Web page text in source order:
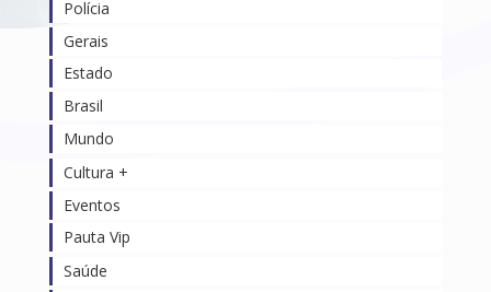
Polícia
Gerais
Estado
Brasil
Mundo
Cultura +
Eventos
Pauta Vip
Saúde